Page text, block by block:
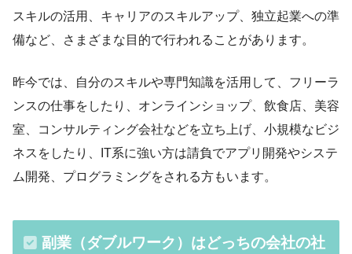
スキルの活用、キャリアのスキルアップ、独立起業への準
備など、さまざまな目的で行われることがあります。
昨今では、自分のスキルや専門知識を活用して、フリーラ
ンスの仕事をしたり、オンラインショップ、飲食店、美容
室、コンサルティング会社などを立ち上げ、小規模なビジ
ネスをしたり、IT系に強い方は請負でアプリ開発やシステ
ム開発、プログラミングをされる方もいます。
副業（ダブルワーク）はどっちの会社の社